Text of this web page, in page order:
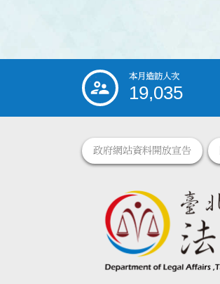
::: 本月造訪人次
19,035
政府網站資料開放宣告